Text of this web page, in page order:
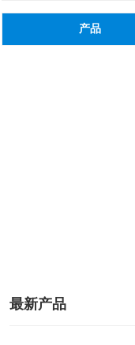
产品
最新产品